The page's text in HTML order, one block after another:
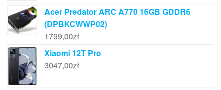
Acer Predator ARC A770 16GB GDDR6
(DPBKCWWP02)
1799,00zł
Xiaomi 12T Pro
3047,00zł